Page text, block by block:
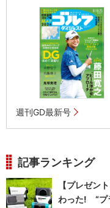
週刊GD最新号
記事ランキング
【プレゼン
わった! “プ